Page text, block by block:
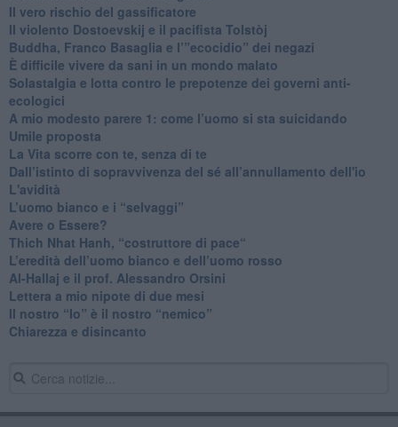
​Il vero rischio del gassificatore
​Il violento Dostoevskij e il pacifista Tolstòj
​Buddha, Franco Basaglia e l’”ecocidio” dei negazi
​È difficile vivere da sani in un mondo malato
Solastalgia e lotta contro le prepotenze dei governi anti-
ecologici
​A mio modesto parere 1: come l’uomo si sta suicidando
​Umile proposta
​La Vita scorre con te, senza di te
​Dall’istinto di sopravvivenza del sé all’annullamento dell'io
L'avidità
​L’uomo bianco e i “selvaggi”
​Avere o Essere?
​Thich Nhat Hanh, “costruttore di pace“
​L’eredità dell’uomo bianco e dell’uomo rosso
Al-Hallaj e il prof. Alessandro Orsini
​Lettera a mio nipote di due mesi
​Il nostro “Io” è il nostro “nemico”
​Chiarezza e disincanto